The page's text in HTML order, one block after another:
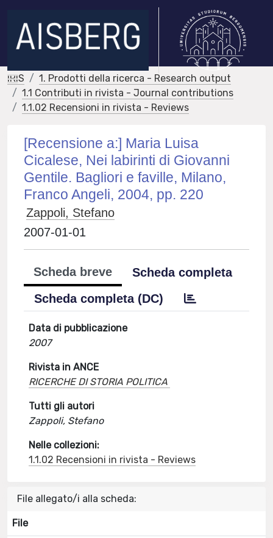
IRIS
1. Prodotti della ricerca - Research output
1.1 Contributi in rivista - Journal contributions
1.1.02 Recensioni in rivista - Reviews
[Recensione a:] Maria Luisa
Cicalese, Nei labirinti di Giovanni
Gentile. Bagliori e faville, Milano,
Franco Angeli, 2004, pp. 220
Zappoli, Stefano
2007-01-01
Scheda breve
Scheda completa
Scheda completa (DC)
Data di pubblicazione
2007
Rivista in ANCE
RICERCHE DI STORIA POLITICA
Tutti gli autori
Zappoli, Stefano
Nelle collezioni:
1.1.02 Recensioni in rivista - Reviews
File allegato/i alla scheda:
File